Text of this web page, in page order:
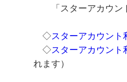
「スターアカウ
◇スターアカウント
◇スターアカウント
れます）